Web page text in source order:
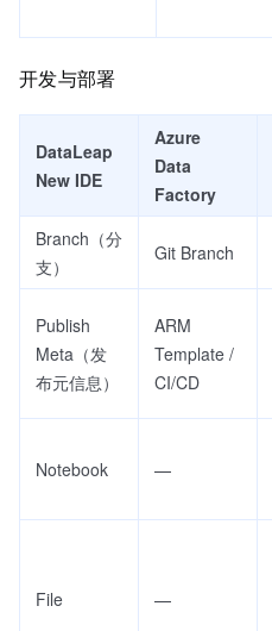
开发与部署
DataLeap
New IDE
Azure
Data
Factory
Branch（分
支）
Git Branch
Publish
Meta（发
布元信息）
ARM
Template /
CI/CD
Notebook —
File —